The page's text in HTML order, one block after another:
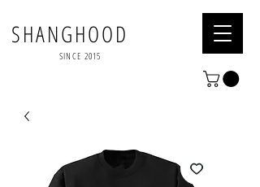
SHANGHOOD
SINCE 2015